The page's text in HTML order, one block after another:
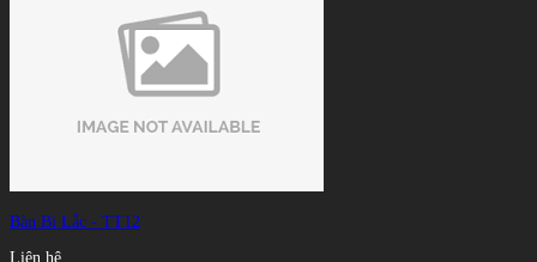
Bàn Bi Lắc - TT12
Liên hệ